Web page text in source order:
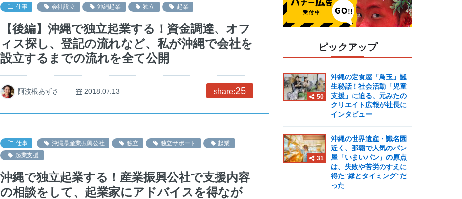
仕事 会社設立 沖縄起業 独立 起業
【後編】沖縄で独立起業する！資金調達、オフ
ィス探し、登記の流れなど、私が沖縄で会社を
設立するまでの流れを全て公開
阿波根あずさ 2018.07.13 share:25
仕事 沖縄県産業振興公社 独立 独立サポート
起業
起業支援
沖縄で独立起業する！産業振興公社で支援内容
の相談をして、起業家にアドバイスを得なが
ピックアップ
50
沖縄の定食屋「鳥玉」誕
生秘話！社会活動「児童
支援」に迫る、元みたの
クリエイト広報が社長に
インタビュー
31
沖縄の世界遺産・識名園
近く、那覇で人気のパン
屋「いまいパン」の原点
は、失敗や苦労のすえに
得た”縁とタイミング”だ
った